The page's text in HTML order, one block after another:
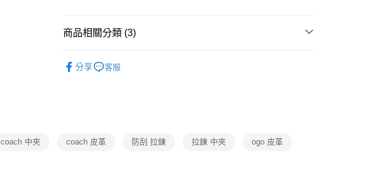
Google Pay
商品相關分類 (3)
分享 客服
coach 中夾 coach 皮革 防刮 拉鍊 拉鍊 中夾 ogo 皮革